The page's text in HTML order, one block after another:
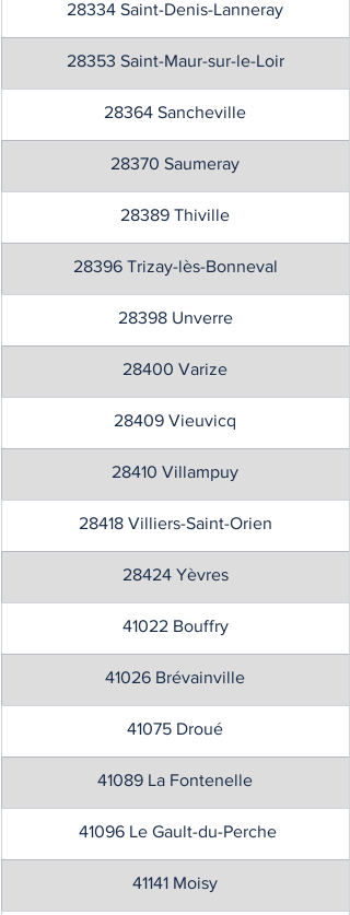
28334 Saint-Denis-Lanneray
28353 Saint-Maur-sur-le-Loir
28364 Sancheville
28370 Saumeray
28389 Thiville
28396 Trizay-lès-Bonneval
28398 Unverre
28400 Varize
28409 Vieuvicq
28410 Villampuy
28418 Villiers-Saint-Orien
28424 Yèvres
41022 Bouffry
41026 Brévainville
41075 Droué
41089 La Fontenelle
41096 Le Gault-du-Perche
41141 Moisy